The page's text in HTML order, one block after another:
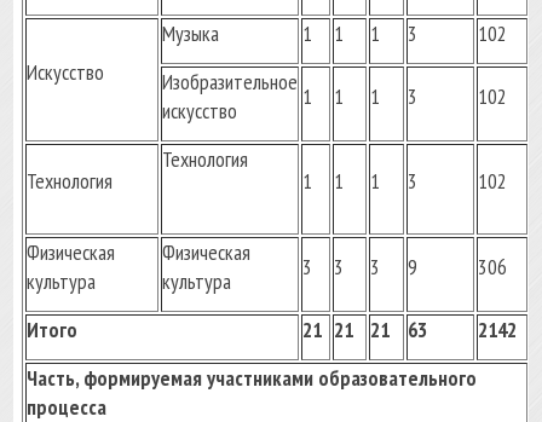
Искусство
Музыка 1 1 1 3
102
Изобразительное
искусство
1 1 1 3 102
Технология
Технология
1 1 1 3 102
Физическая
культура
Физическая
культура
3 3 3 9 306
Итого 21 21 21 63
2142
Часть, формируемая участниками образовательного
процесса